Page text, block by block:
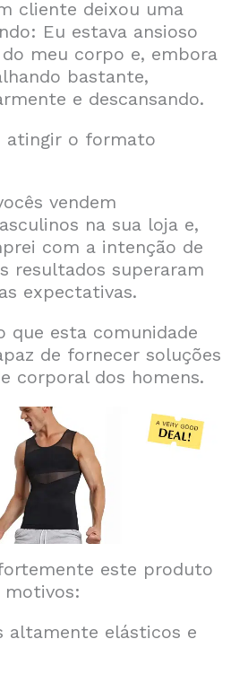
cliente deixou uma
Eu estava ansioso
meu corpo e, embora
bastante,
e descansando.
atingir o formato
vendem
na sua loja e,
com a intenção de
resultados superaram
expectativas.
que esta comunidade
de fornecer soluções
corporal dos homens.
este produto
motivos:
altamente elásticos e